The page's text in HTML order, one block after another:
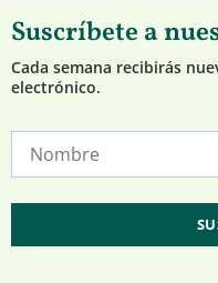
Suscríbete a
Cada semana recibirás
electrónico.